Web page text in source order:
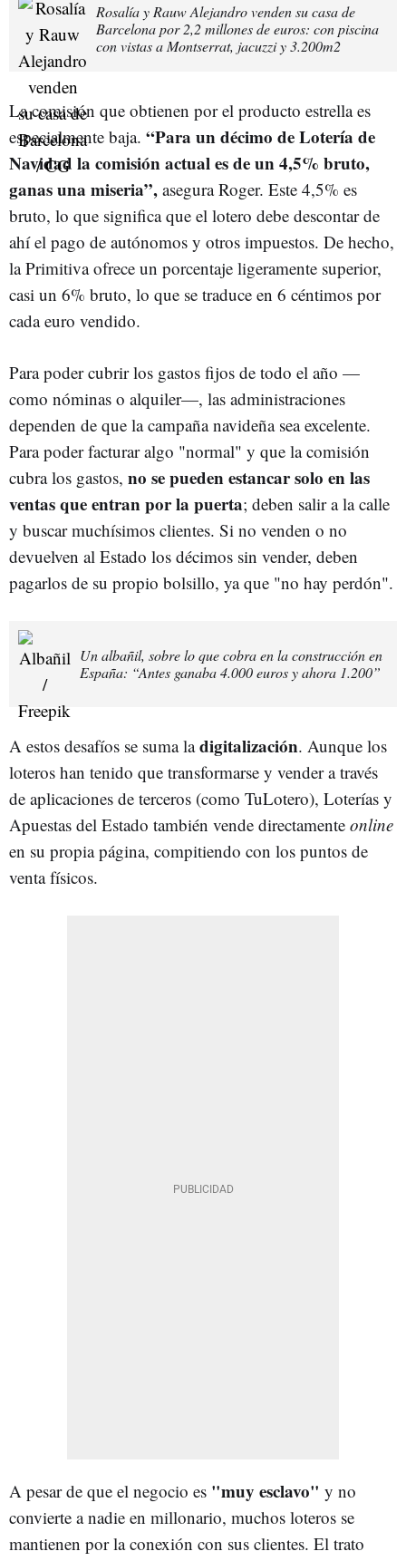
Rosalía y Rauw Alejandro venden su casa de
Barcelona por 2,2 millones de euros: con piscina
con vistas a Montserrat, jacuzzi y 3.200m2
La comisión que obtienen por el producto estrella es
especialmente baja. “Para un décimo de Lotería de
Navidad la comisión actual es de un 4,5% bruto,
ganas una miseria”, asegura Roger. Este 4,5% es
bruto, lo que significa que el lotero debe descontar de
ahí el pago de autónomos y otros impuestos. De hecho,
la Primitiva ofrece un porcentaje ligeramente superior,
casi un 6% bruto, lo que se traduce en 6 céntimos por
cada euro vendido.
Para poder cubrir los gastos fijos de todo el año —
como nóminas o alquiler—, las administraciones
dependen de que la campaña navideña sea excelente.
Para poder facturar algo "normal" y que la comisión
cubra los gastos, no se pueden estancar solo en las
ventas que entran por la puerta; deben salir a la calle
y buscar muchísimos clientes. Si no venden o no
devuelven al Estado los décimos sin vender, deben
pagarlos de su propio bolsillo, ya que "no hay perdón".
Un albañil, sobre lo que cobra en la construcción en
España: “Antes ganaba 4.000 euros y ahora 1.200”
A estos desafíos se suma ladigitalización. Aunque los
loteros han tenido que transformarse y vender a través
de aplicaciones de terceros (como TuLotero), Loterías y
Apuestas del Estado también vende directamente online
en su propia página, compitiendo con los puntos de
venta físicos.
A pesar de que el negocio es "muy esclavo" y no
convierte a nadie en millonario, muchos loteros se
mantienen por la conexión con sus clientes. El trato